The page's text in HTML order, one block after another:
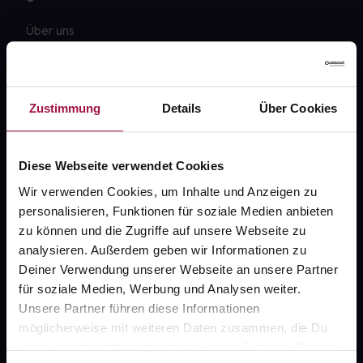
Zustimmung Details Über Cookies
Diese Webseite verwendet Cookies
Wir verwenden Cookies, um Inhalte und Anzeigen zu
personalisieren, Funktionen für soziale Medien anbieten
zu können und die Zugriffe auf unsere Webseite zu
analysieren. Außerdem geben wir Informationen zu
Deiner Verwendung unserer Webseite an unsere Partner
für soziale Medien, Werbung und Analysen weiter.
Unsere Partner führen diese Informationen
möglicherweise mit weiteren Daten zusammen, die Du
ihnen bereitgestellt hast oder die sie im Rahmen Deiner
Über uns
Newsletter
Sanitätshäuser
AGB
Impressum